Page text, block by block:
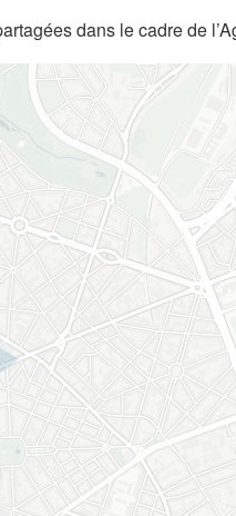
dans le cadre de